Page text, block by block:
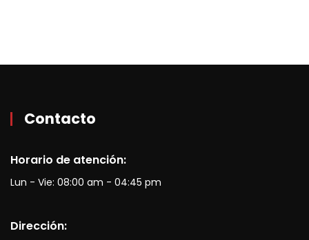
Contacto
Horario de atención:
Lun - Vie: 08:00 am - 04:45 pm
Dirección: